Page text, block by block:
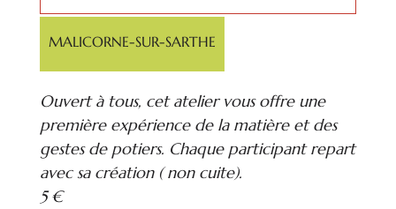
MALICORNE-SUR-SARTHE
Ouvert à tous, cet atelier vous offre une
première expérience de la matière et des
gestes de potiers. Chaque participant repart
avec sa création ( non cuite).
5 €